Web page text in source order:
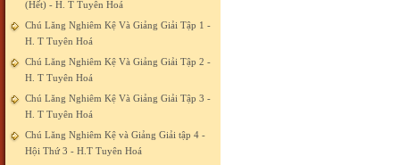
(Hết) - H. T Tuyên Hoá
Chú Lăng Nghiêm Kệ Và Giảng Giải Tập 1 -
H. T Tuyên Hoá
Chú Lăng Nghiêm Kệ Và Giảng Giải Tập 2 -
H. T Tuyên Hoá
Chú Lăng Nghiêm Kệ Và Giảng Giải Tập 3 -
H. T Tuyên Hoá
Chú Lăng Nghiêm Kệ và Giảng Giải tập 4 -
Hội Thứ 3 - H.T Tuyên Hoá